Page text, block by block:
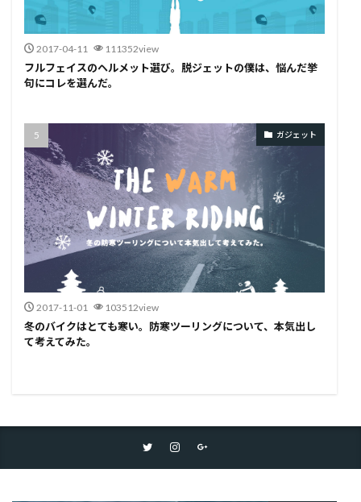
2017-04-11 111352view
フルフェイスのヘルメット選び。脱ジェットの僕は、悩んだ挙
句にコレを選んだ。
ガジェット
2017-11-01 103512view
冬のバイクはとても寒い。防寒ツーリングについて、本気出し
て考えてみた。